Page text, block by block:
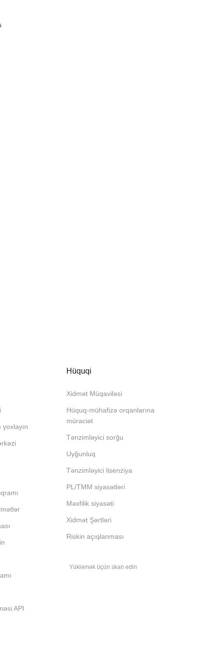
yoxlayın
API
Hüquqi
Xidmət Müqaviləsi
Hüquq-mühafizə orqanlarına
müraciət
Tənzimləyici sorğu
Uyğunluq
Tənzimləyici lisenziya
PL/TMM siyasətləri
Məxfilik siyasəti
Xidmət Şərtləri
Riskin açıqlanması
Yükləmək üçün skan edin